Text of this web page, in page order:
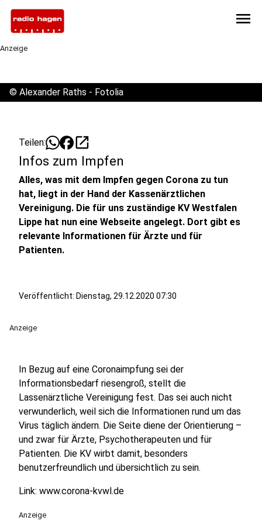
menu
Anzeige
© Alexander Raths - Fotolia
Teilen: open_in_new
Infos zum Impfen
Alles, was mit dem Impfen gegen Corona zu tun
hat, liegt in der Hand der Kassenärztlichen
Vereinigung. Die für uns zuständige KV Westfalen
Lippe hat nun eine Webseite angelegt. Dort gibt es
relevante Informationen für Ärzte und für
Patienten.
Veröffentlicht: Dienstag, 29.12.2020 07:30
Anzeige
In Bezug auf eine Coronaimpfung sei der
Informationsbedarf riesengroß, stellt die
Lassenärztliche Vereinigung fest. Das sei auch nicht
verwunderlich, weil sich die Informationen rund um das
Virus täglich ändern. Die Seite diene der Orientierung –
und zwar für Ärzte, Psychotherapeuten und für
Patienten. Die KV wirbt damit, besonders
benutzerfreundlich und übersichtlich zu sein.
Link: www.corona-kvwl.de
Anzeige